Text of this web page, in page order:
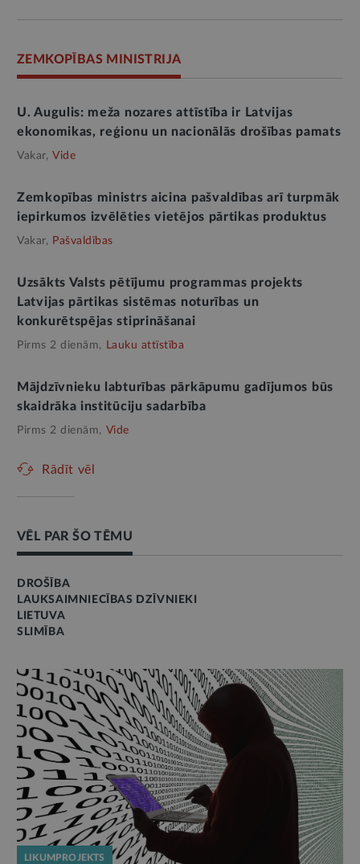
ZEMKOPĪBAS MINISTRIJA
U. Augulis: meža nozares attīstība ir Latvijas
ekonomikas, reģionu un nacionālās drošības pamats
Vakar, Vide
Zemkopības ministrs aicina pašvaldības arī turpmāk
iepirkumos izvēlēties vietējos pārtikas produktus
Vakar, Pašvaldības
Uzsākts Valsts pētījumu programmas projekts
Latvijas pārtikas sistēmas noturības un
konkurētspējas stiprināšanai
Pirms 2 dienām, Lauku attīstība
Mājdzīvnieku labturības pārkāpumu gadījumos būs
skaidrāka institūciju sadarbība
Pirms 2 dienām, Vide
Rādīt vēl
VĒL PAR ŠO TĒMU
DROŠĪBA
LAUKSAIMNIECĪBAS DZĪVNIEKI
LIETUVA
SLIMĪBA
LIKUMPROJEKTS